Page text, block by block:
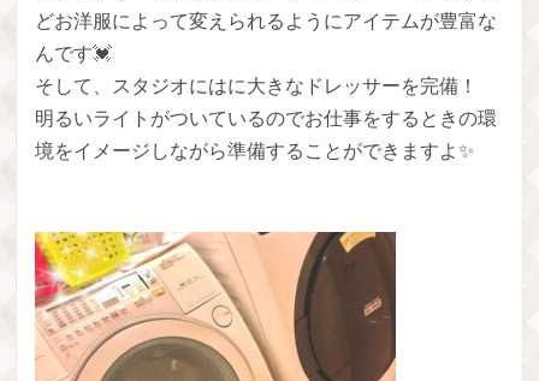
どお洋服によって変えられるようにアイテムが豊富な
んです💓
そして、スタジオにはに大きなドレッサーを完備！
明るいライトがついているのでお仕事をするときの環
境をイメージしながら準備することができますよ✨